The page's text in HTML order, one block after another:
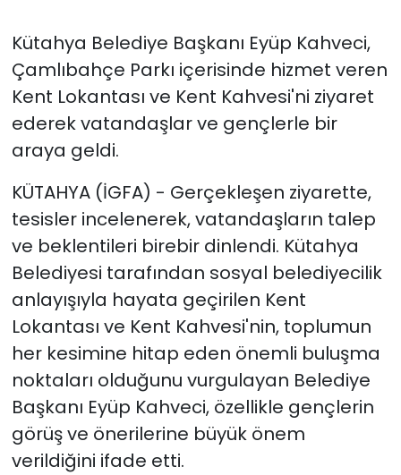
Kütahya Belediye Başkanı Eyüp Kahveci,
Çamlıbahçe Parkı içerisinde hizmet veren
Kent Lokantası ve Kent Kahvesi'ni ziyaret
ederek vatandaşlar ve gençlerle bir
araya geldi.
KÜTAHYA (İGFA) - Gerçekleşen ziyarette,
tesisler incelenerek, vatandaşların talep
ve beklentileri birebir dinlendi. Kütahya
Belediyesi tarafından sosyal belediyecilik
anlayışıyla hayata geçirilen Kent
Lokantası ve Kent Kahvesi'nin, toplumun
her kesimine hitap eden önemli buluşma
noktaları olduğunu vurgulayan Belediye
Başkanı Eyüp Kahveci, özellikle gençlerin
görüş ve önerilerine büyük önem
verildiğini ifade etti.